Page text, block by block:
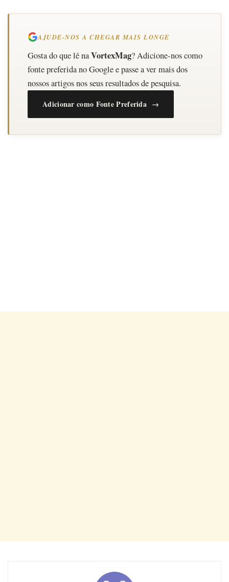
AJUDE-NOS A CHEGAR MAIS LONGE
Gosta do que lê naVortexMag? Adicione-nos como
fonte preferida no Google e passe a ver mais dos
nossos artigos nos seus resultados de pesquisa.
Adicionar como Fonte Preferida →